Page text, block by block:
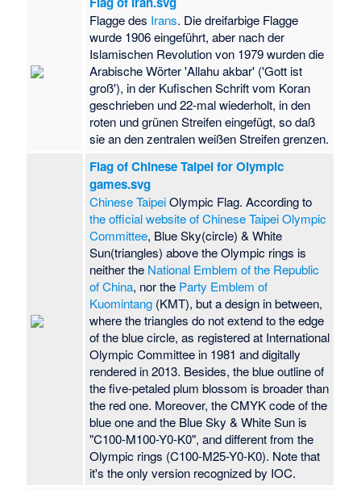
Flagge des Irans. Die dreifarbige Flagge
wurde 1906 eingeführt, aber nach der
Islamischen Revolution von 1979 wurden die
Arabische Wörter 'Allahu akbar' ('Gott ist
groß'), in der Kufischen Schrift vom Koran
geschrieben und 22-mal wiederholt, in den
roten und grünen Streifen eingefügt, so daß
sie an den zentralen weißen Streifen grenzen.
Flag of Chinese Taipei for Olympic
games.svg
Chinese TaipeiOlympic Flag. According to
the official website of Chinese Taipei Olympic
Committee, Blue Sky(circle) & White
Sun(triangles) above the Olympic rings is
neither the National Emblem of the Republic
of China, nor the Party Emblem of
Kuomintang (KMT), but a design in between,
where the triangles do not extend to the edge
of the blue circle, as registered at International
Olympic Committee in 1981 and digitally
rendered in 2013. Besides, the blue outline of
the five-petaled plum blossom is broader than
the red one. Moreover, the CMYK code of the
blue one and the Blue Sky & White Sun is
"C100-M100-Y0-K0", and different from the
Olympic rings (C100-M25-Y0-K0). Note that
it's the only version recognized by IOC.